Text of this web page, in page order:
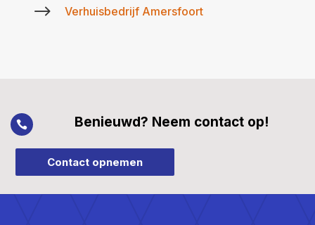
$ Verhuisbedrijf Amersfoort
 Benieuwd? Neem contact op!
Contact opnemen